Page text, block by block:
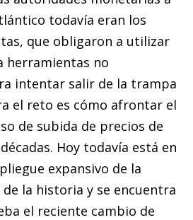
todavía eran los
que obligaron a utilizar
herramientas no
intentar salir de la trampa
el reto es cómo afrontar el
de subida de precios de
Hoy todavía está en
expansivo de la
la historia y se encuentra
el reciente cambio de